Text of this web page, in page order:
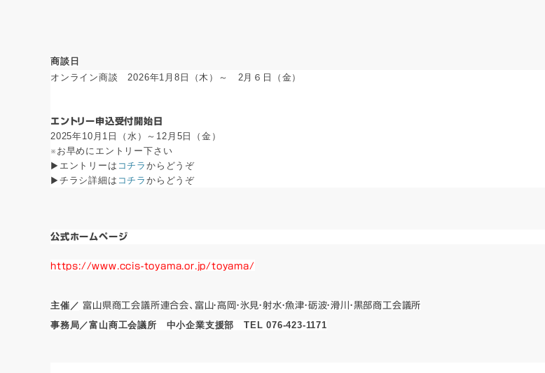
商談日
オンライン商談 2026年1月8日（木）～ 2月６ 日（金）
エントリー申込受付開始日
2025年10月1日（水）～12月5日（金）
※お早めにエントリー下さい
▶エントリーは コチラからどうぞ
▶チラシ詳細は コチラからどうぞ
公式ホームページ
https://www.ccis-toyama.or.jp/toyama/
主催／ 富山県商工会議所連合会、富山・高岡・氷見・射水・魚津・砺波・滑川・黒部商工会議所
事務局／富山商工会議所 中小企業支援部 TEL 076-423-1171